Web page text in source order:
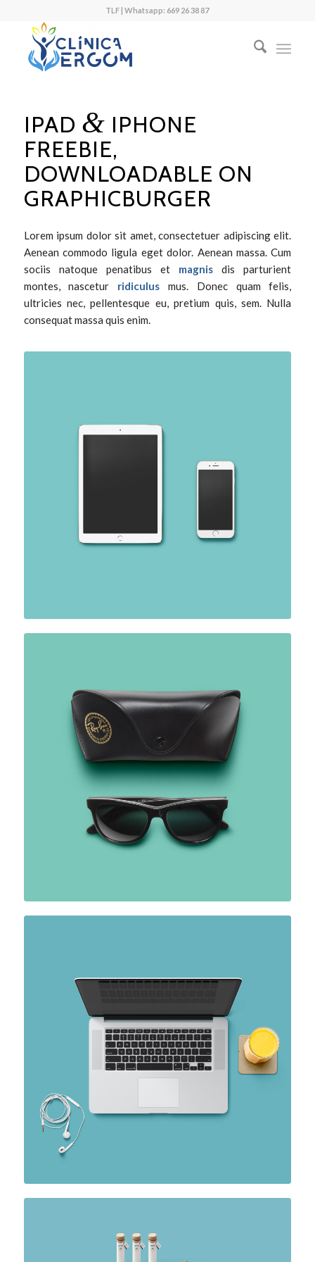
TLF | Whatsapp: 669 26 38 87
IPAD & IPHONE
FREEBIE,
DOWNLOADABLE ON
GRAPHICBURGER
Lorem ipsum dolor sit amet, consectetuer adipiscing elit.
Aenean commodo ligula eget dolor. Aenean massa. Cum
sociis natoque penatibus et magnis dis parturient
montes, nascetur ridiculus mus. Donec quam felis,
ultricies nec, pellentesque eu, pretium quis, sem. Nulla
consequat massa quis enim.